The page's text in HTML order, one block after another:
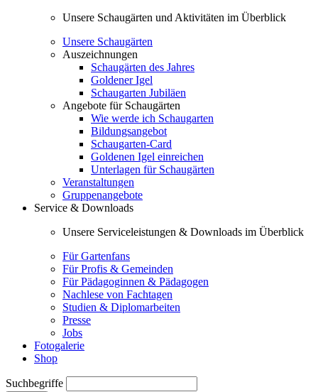
Unsere Schaugärten und Aktivitäten im Überblick
Unsere Schaugärten
Auszeichnungen
Schaugärten des Jahres
Goldener Igel
Schaugarten Jubiläen
Angebote für Schaugärten
Wie werde ich Schaugarten
Bildungsangebot
Schaugarten-Card
Goldenen Igel einreichen
Unterlagen für Schaugärten
Veranstaltungen
Gruppenangebote
Service & Downloads
Unsere Serviceleistungen & Downloads im Überblick
Für Gartenfans
Für Profis & Gemeinden
Für Pädagoginnen & Pädagogen
Nachlese von Fachtagen
Studien & Diplomarbeiten
Presse
Jobs
Fotogalerie
Shop
Suchbegriffe